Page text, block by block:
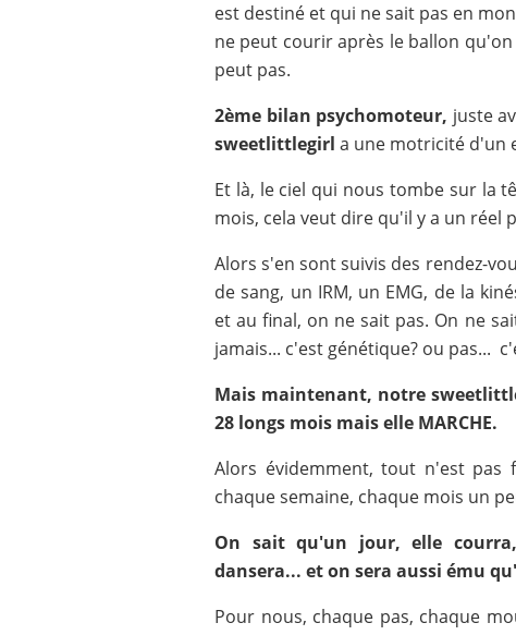
est destiné et qui ne sait pas en
ne peut courir après le ballon
peut pas.
2ème bilan psychomoteur, juste
sweetlittlegirl a une motricité d'un
Et là, le ciel qui nous tombe sur la
mois, cela veut dire qu'il y a un réel
Alors s'en sont suivis des rendez-
de sang, un IRM, un EMG, de la
et au final, on ne sait pas. On ne
jamais... c'est génétique? ou pas...
Mais maintenant, notre
28 longs mois mais elle MARCHE.
Alors évidemment, tout n'est pas
chaque semaine, chaque mois un
On sait qu'un jour, elle
dansera... et on sera aussi ému
Pour nous, chaque pas, chaque